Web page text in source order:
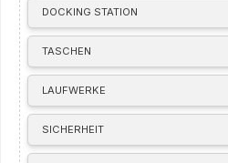
DOCKING STATION
TASCHEN
LAUFWERKE
SICHERHEIT